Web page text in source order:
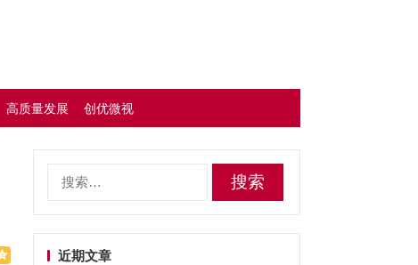
高质量发展 创优微视
近期文章